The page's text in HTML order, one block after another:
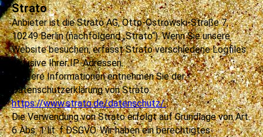
Strato
Anbieter ist die Strato AG, Otto-Ostrowski-Straße 7,
10249 Berlin (nachfolgend „Strato“). Wenn Sie unsere
Website besuchen, erfasst Strato verschiedene Logfiles
inklusive Ihrer IP-Adressen.
Weitere Informationen entnehmen Sie der
Datenschutzerklärung von Strato:
https://www.strato.de/datenschutz/.
Die Verwendung von Strato erfolgt auf Grundlage von Art.
6 Abs. 1 lit. f DSGVO. Wir haben ein berechtigtes